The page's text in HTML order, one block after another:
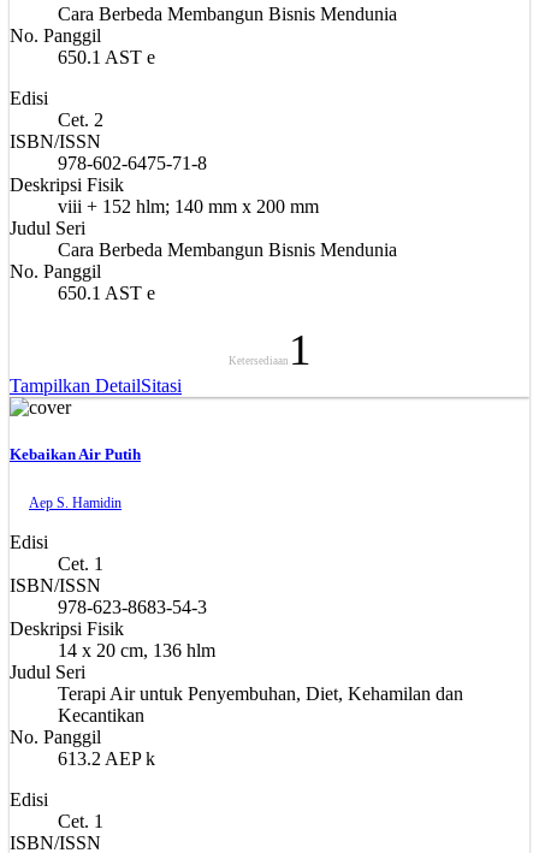
Cara Berbeda Membangun Bisnis Mendunia
No. Panggil
650.1 AST e
Edisi
Cet. 2
ISBN/ISSN
978-602-6475-71-8
Deskripsi Fisik
viii + 152 hlm; 140 mm x 200 mm
Judul Seri
Cara Berbeda Membangun Bisnis Mendunia
No. Panggil
650.1 AST e
Ketersediaan 1
Tampilkan DetailSitasi
Kebaikan Air Putih
Aep S. Hamidin
Edisi
Cet. 1
ISBN/ISSN
978-623-8683-54-3
Deskripsi Fisik
14 x 20 cm, 136 hlm
Judul Seri
Terapi Air untuk Penyembuhan, Diet, Kehamilan dan
Kecantikan
No. Panggil
613.2 AEP k
Edisi
Cet. 1
ISBN/ISSN